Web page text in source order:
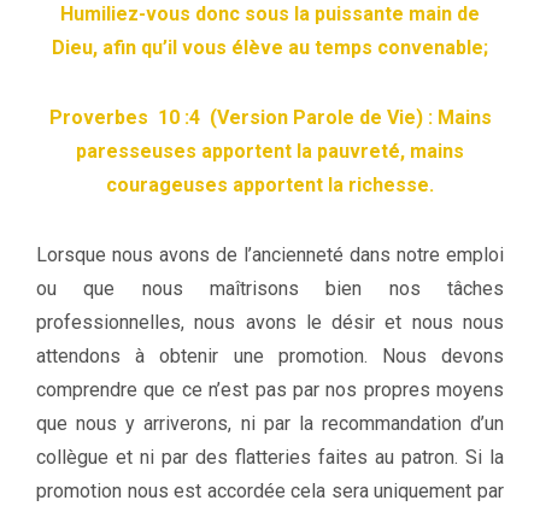
Humiliez-vous donc sous la puissante main de
Dieu, afin qu’il vous élève au temps convenable;
Proverbes 10 :4 (Version Parole de Vie) : Mains
paresseuses apportent la pauvreté, mains
courageuses apportent la richesse.
Lorsque nous avons de l’ancienneté dans notre emploi
ou que nous maîtrisons bien nos tâches
professionnelles, nous avons le désir et nous nous
attendons à obtenir une promotion. Nous devons
comprendre que ce n’est pas par nos propres moyens
que nous y arriverons, ni par la recommandation d’un
collègue et ni par des flatteries faites au patron. Si la
promotion nous est accordée cela sera uniquement par